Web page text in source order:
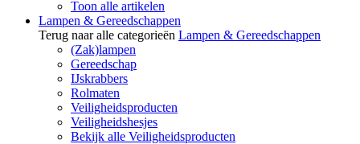
Toon alle artikelen
Lampen & Gereedschappen
Terug naar alle categorieën Lampen & Gereedschappen
(Zak)lampen
Gereedschap
IJskrabbers
Rolmaten
Veiligheidsproducten
Veiligheidshesjes
Bekijk alle Veiligheidsproducten